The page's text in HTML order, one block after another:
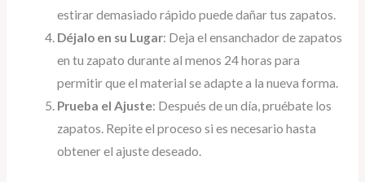
estirar demasiado rápido puede dañar tus zapatos.
Déjalo en su Lugar: Deja el ensanchador de zapatos
en tu zapato durante al menos 24 horas para
permitir que el material se adapte a la nueva forma.
Prueba el Ajuste: Después de un día, pruébate los
zapatos. Repite el proceso si es necesario hasta
obtener el ajuste deseado.